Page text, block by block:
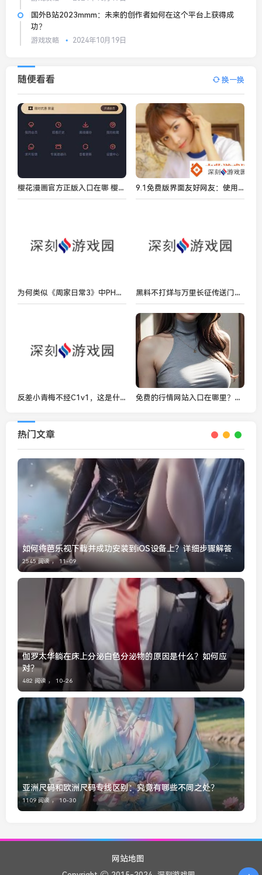
国外B站2023mmm：未来的创作者如何在这个平台上获得成
功？
游戏攻略 2024年10月19日
随便看看 换一换
樱花漫画官方正版入口在哪 樱花漫画2024防走失地址入口一览 9.1免费版界面友好网友：使用起来非常顺手轻松上手！
为何类似《周家日常3》中PH乔舒的角色如此吸引观众？ 黑料不打烊与万里长征传送门隐藏入口到底有什么关系？
反差小青梅不经C1v1，这是什么样的故事？ 免费的行情网站入口在哪里？如何快速找到您需要的投资信息？
热门文章
如何将芭乐视下载并成功安装到iOS设备上？详细步骤解答
2545 阅读 ， 11-09
伽罗太华躺在床上分泌白色分泌物的原因是什么？如何应
对？
482 阅读 ， 10-26
亚洲尺码和欧洲尺码专线区别：究竟有哪些不同之处？
1109 阅读 ， 10-30
网站地图